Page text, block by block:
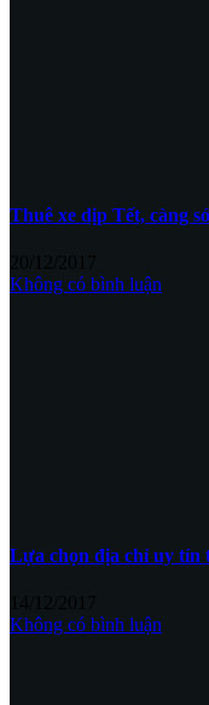
Thuê xe dịp Tết, càng
Không có bình luận
Lựa chọn địa chỉ uy tín
Không có bình luận